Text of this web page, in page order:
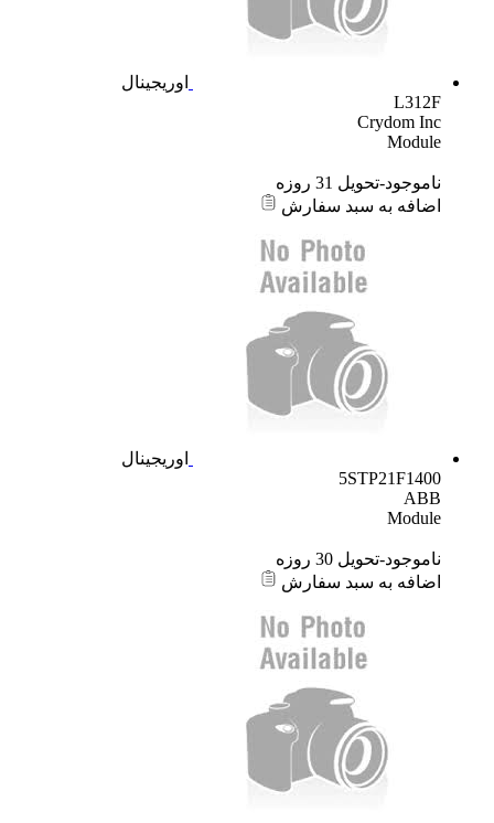
اوریجینال
L312F
Crydom Inc
Module
ناموجود-تحویل 31 روزه
اضافه به سبد سفارش
اوریجینال
5STP21F1400
ABB
Module
ناموجود-تحویل 30 روزه
اضافه به سبد سفارش